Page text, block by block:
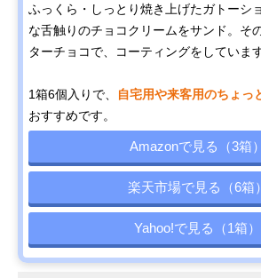
ふっくら・しっとり焼き上げたガトーシ
な舌触りのチョコクリームをサンド。そ
ターチョコで、コーティングをしています
1箱6個入りで、 自宅用や来客用のちょっ
おすすめです。
Amazonで見る（3箱）
楽天市場で見る（6箱）
Yahoo!で見る（1箱）